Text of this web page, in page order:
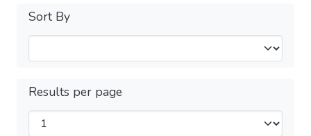
Sort By
Results per page